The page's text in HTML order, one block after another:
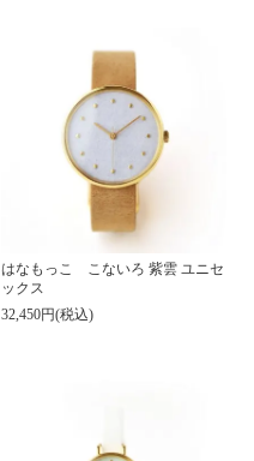
はなもっこ こないろ 紫雲 ユニセ
ックス
32,450円(税込)